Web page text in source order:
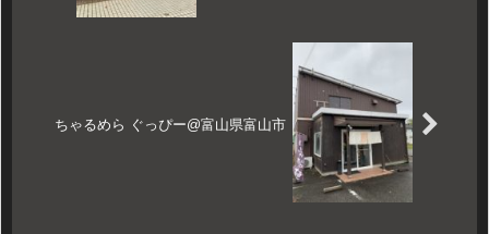
ちゃるめら ぐっぴー@富山県富山市